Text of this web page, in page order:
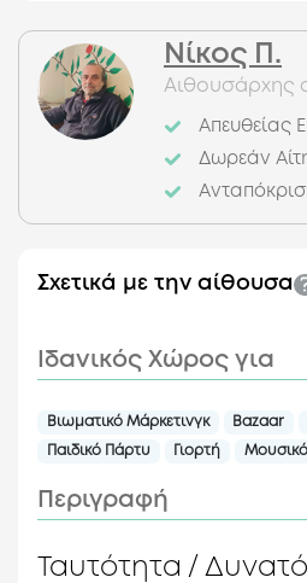
Νίκος Π.
Αιθουσάρχης
Απευθείας
Δωρεάν
Σχετικά με την αίθουσα
Ιδανικός Χώρος για
Βιωματικό Μάρκετινγκ Bazaar
Παιδικό Πάρτυ Γιορτή Μουσικό
Περιγραφή
Ταυτότητα /